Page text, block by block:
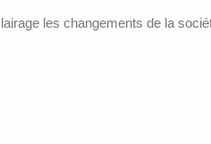
les changements de la